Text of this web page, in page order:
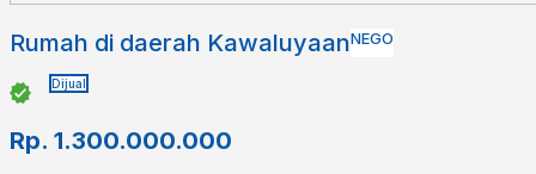
Rumah di daerah KawaluyaanNEGO
Dijual
Rp. 1.300.000.000